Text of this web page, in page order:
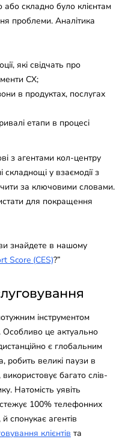
або складно було клієнтам
проблеми. Аналітика
які свідчать про
CX;
в продуктах, послугах
етапи в процесі
з агентами кол-центру
у взаємодії з
за ключовими словами.
для покращення
знайдете в нашому
Score (CES)?”
інструментом
Особливо це актуально
є глобальним
робить великі паузи в
багато слів-
Натомість уявіть
100% телефонних
спонукає агентів
клієнтів та